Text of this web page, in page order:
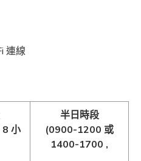
連線
小
半日時段
(0900-1200 或
1400-1700 ,